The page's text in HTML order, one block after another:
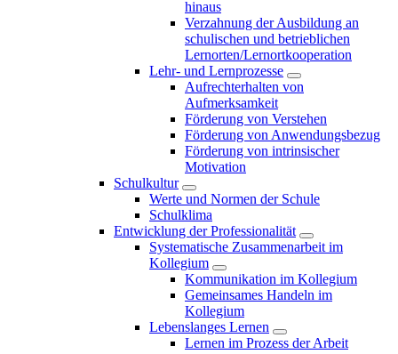
hinaus
Verzahnung der Ausbildung an
schulischen und betrieblichen
Lernorten/Lernortkooperation
Lehr- und Lernprozesse
Aufrechterhalten von
Aufmerksamkeit
Förderung von Verstehen
Förderung von Anwendungsbezug
Förderung von intrinsischer
Motivation
Schulkultur
Werte und Normen der Schule
Schulklima
Entwicklung der Professionalität
Systematische Zusammenarbeit im
Kollegium
Kommunikation im Kollegium
Gemeinsames Handeln im
Kollegium
Lebenslanges Lernen
Lernen im Prozess der Arbeit